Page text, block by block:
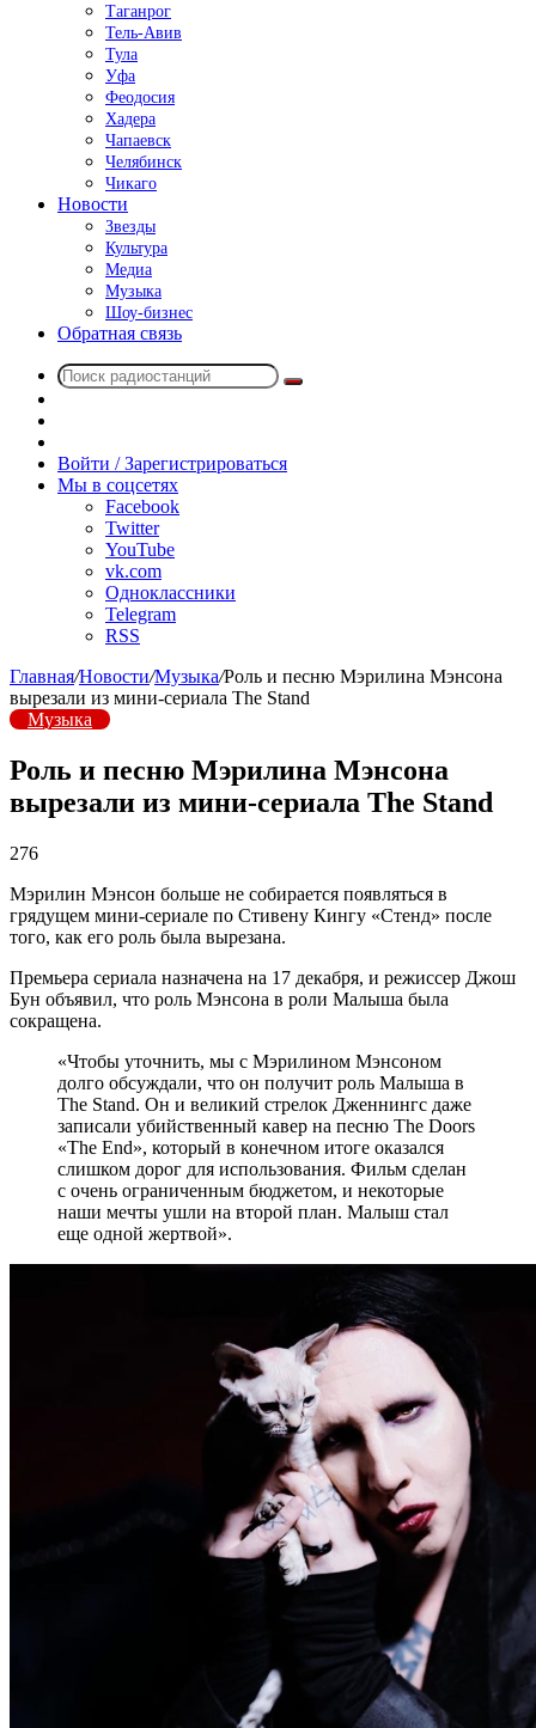
Таганрог
Тель-Авив
Тула
Уфа
Феодосия
Хадера
Чапаевск
Челябинск
Чикаго
Новости
Звезды
Культура
Медиа
Музыка
Шоу-бизнес
Обратная связь
Поиск
радио
Войти / Зарегистрироваться
Мы в соцсетях
Facebook
Twitter
YouTube
vk.com
Одноклассники
Telegram
RSS
Главная/Новости/Музыка/Роль и песню Мэрилина Мэнсона
вырезали из мини-сериала The Stand
Музыка
Роль и песню Мэрилина Мэнсона
вырезали из мини-сериала The Stand
276
Мэрилин Мэнсон больше не собирается появляться в
грядущем мини-сериале по Стивену Кингу «Стенд» после
того, как его роль была вырезана.
Премьера сериала назначена на 17 декабря, и режиссер Джош
Бун объявил, что роль Мэнсона в роли Малыша была
сокращена.
«Чтобы уточнить, мы с Мэрилином Мэнсоном
долго обсуждали, что он получит роль Малыша в
The Stand. Он и великий стрелок Дженнингс даже
записали убийственный кавер на песню The Doors
«The End», который в конечном итоге оказался
слишком дорог для использования. Фильм сделан
с очень ограниченным бюджетом, и некоторые
наши мечты ушли на второй план. Малыш стал
еще одной жертвой».